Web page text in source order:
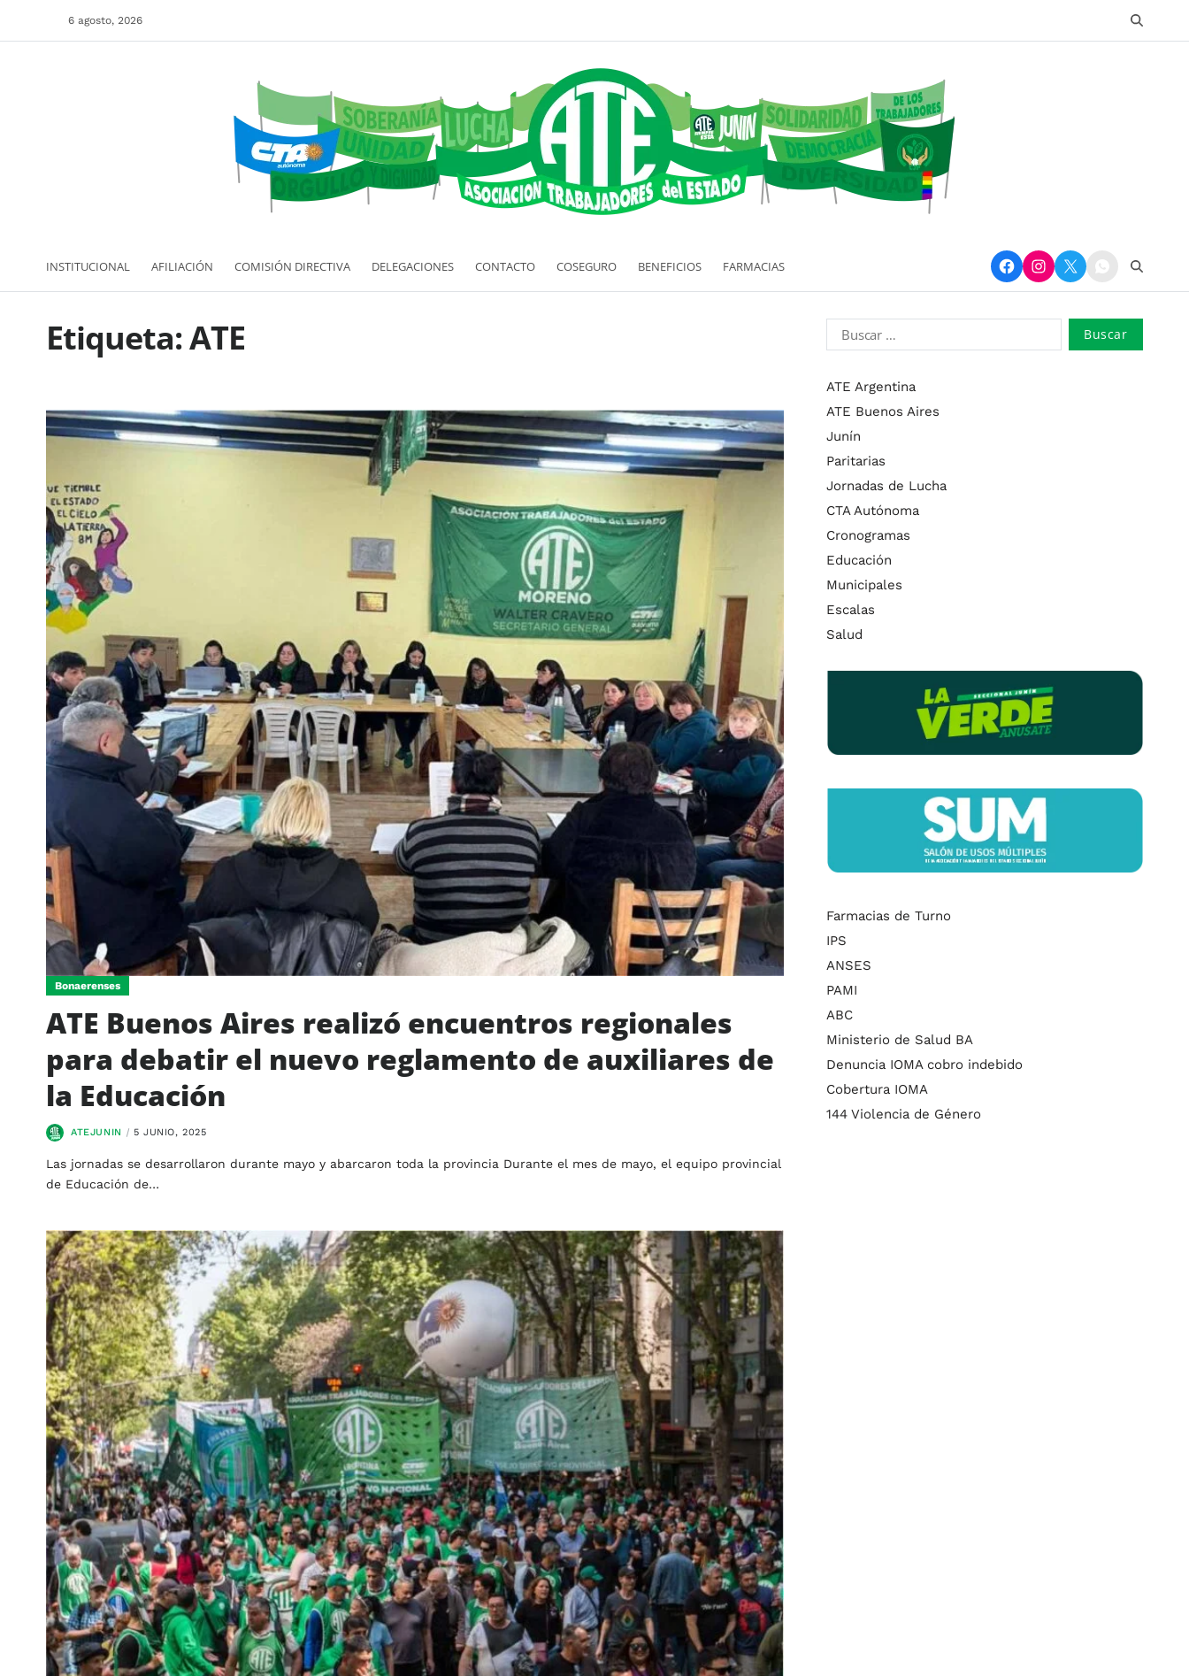
6 agosto, 2026
INSTITUCIONAL AFILIACIÓN COMISIÓN DIRECTIVA DELEGACIONES CONTACTO COSEGURO BENEFICIOS FARMACIAS
Etiqueta:ATE
Bonaerenses
ATE Buenos Aires realizó encuentros regionales
para debatir el nuevo reglamento de auxiliares de
la Educación
ATEJUNIN 5 JUNIO, 2025
Las jornadas se desarrollaron durante mayo y abarcaron toda la provincia Durante el mes de mayo, el equipo provincial
de Educación de…
ATE Argentina
ATE Buenos Aires
Junín
Paritarias
Jornadas de Lucha
CTA Autónoma
Cronogramas
Educación
Municipales
Escalas
Salud
Farmacias de Turno
IPS
ANSES
PAMI
ABC
Ministerio de Salud BA
Denuncia IOMA cobro indebido
Cobertura IOMA
144 Violencia de Género